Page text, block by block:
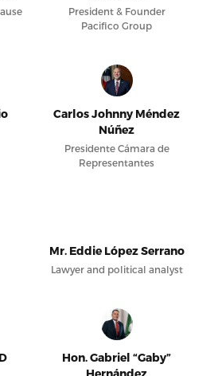
President & Founder
Pacifico Group
Carlos Johnny Méndez
Núñez
Presidente Cámara de
Representantes
Mr. Eddie López Serrano
Lawyer and political analyst
Hon. Gabriel “Gaby”
Hernández